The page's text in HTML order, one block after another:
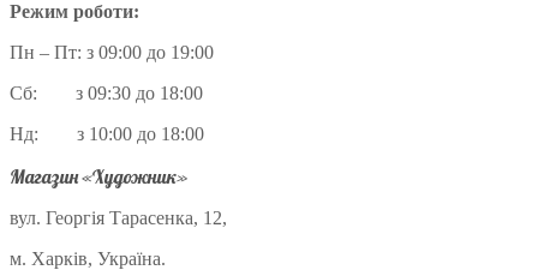
Режим роботи:
Пн – Пт: з 09:00 до 19:00
Сб: з 09:30 до 18:00
Нд: з 10:00 до 18:00
Магазин «Художник»
вул. Георгія Тарасенка, 12,
м. Харків, Україна.